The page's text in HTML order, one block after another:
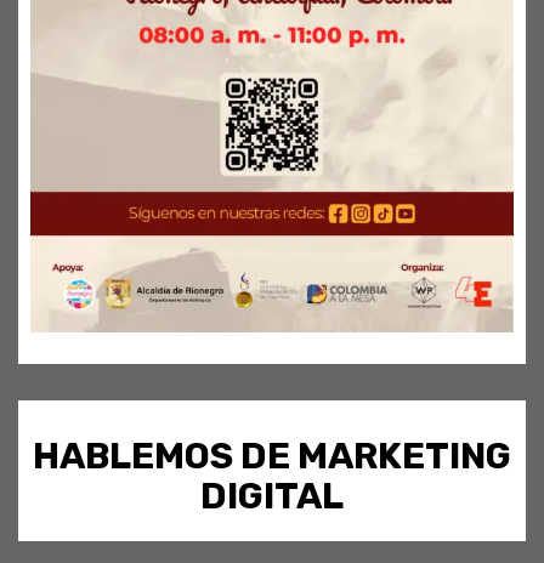
HABLEMOS DE MARKETING
DIGITAL